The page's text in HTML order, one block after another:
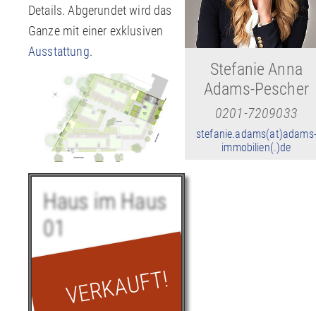
Details. Abgerundet wird das
Ganze mit einer exklusiven
Ausstattung.
Haus im Haus
01
Stefanie Anna
Adams-Pescher
0201-7209033
stefanie.adams(at)adams-
immobilien(.)de